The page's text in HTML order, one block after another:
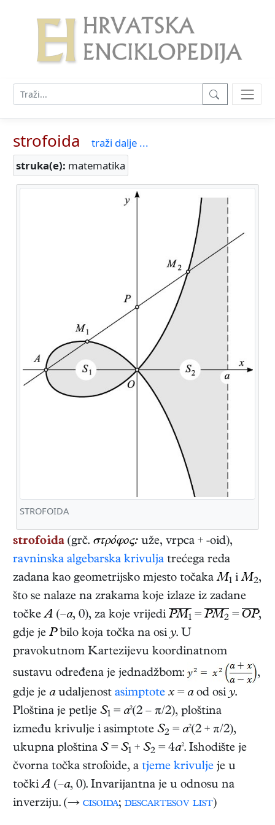
strofoida
traži dalje ...
struka(e): matematika
STROFOIDA
strofoida (grč. στρόφος: uže, vrpca + -oid),
ravninska algebarska krivulja trećega reda
zadana kao geometrijsko mjesto točakaM1 iM2,
što se nalaze na zrakama koje izlaze iz zadane
točkeA (–a, 0), za koje vrijedi PM1 = PM2 = OP,
gdje je Pbilo koja točka na osi y. U
pravokutnom Kartezijevu koordinatnom
sustavu određena je jednadžbom:
,
gdje je audaljenost asimptote x = aod osi y.
Ploština je petlje S1 = a²(2 – π/2), ploština
između krivulje i asimptote S2 = a²(2 + π/2),
ukupna ploština S= S1 + S2 = 4a². Ishodište je
čvorna točka strofoide, a tjeme krivulje je u
točkiA (–a, 0). Invarijantna je u odnosu na
inverziju. (→ cisoida; descartesov list)